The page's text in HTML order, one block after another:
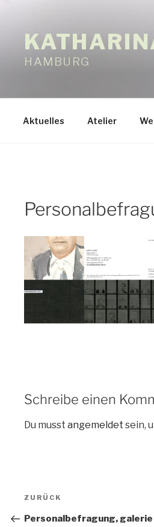
HAMBURG
Aktuelles Atelier
Schreibe einen
Du musst angemeldet sein,
Beitragsnavigation
Vorheriger
ZURÜCK
Personalbefragung, galerie